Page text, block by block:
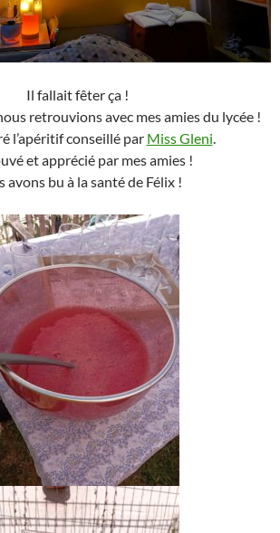
Il fallait fêter ça !
retrouvions avec mes amies du lycée !
l’apéritif conseillé par Miss Gleni.
et apprécié par mes amies !
avons bu à la santé de Félix !